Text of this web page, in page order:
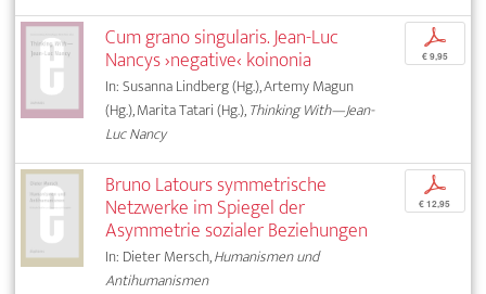
Cum grano singularis. Jean-Luc
Nancys ›negative‹ koinonia
In: Susanna Lindberg (Hg.), Artemy Magun
(Hg.), Marita Tatari (Hg.),Thinking With—Jean-
Luc Nancy
p
€ 9,95
Bruno Latours symmetrische
Netzwerke im Spiegel der
Asymmetrie sozialer Beziehungen
In: Dieter Mersch,Humanismen und
Antihumanismen
p
€ 12,95